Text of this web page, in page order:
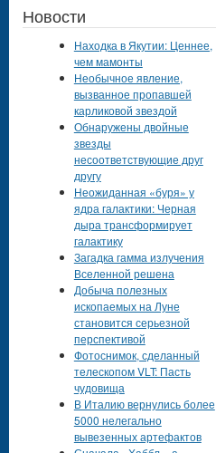
Новости
Находка в Якутии: Ценнее,
чем мамонты
Необычное явление,
вызванное пропавшей
карликовой звездой
Обнаружены двойные
звезды
несоответствующие друг
другу
Неожиданная «буря» у
ядра галактики: Черная
дыра трансформирует
галактику
Загадка гамма излучения
Вселенной решена
Добыча полезных
ископаемых на Луне
становится серьезной
перспективой
Фотоснимок, сделанный
телескопом VLT: Пасть
чудовища
В Италию вернулись более
5000 нелегально
вывезенных артефактов